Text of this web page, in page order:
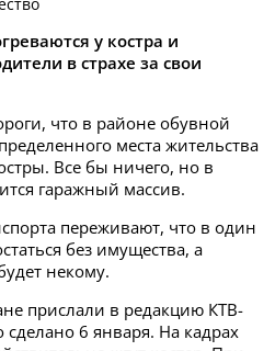
у костра и
в страхе за свои
что в районе обувной
места жительства
Все бы ничего, но в
гаражный массив.
переживают, что в один
без имущества, а
некому.
прислали в редакцию КТВ-
6 января. На кадрах